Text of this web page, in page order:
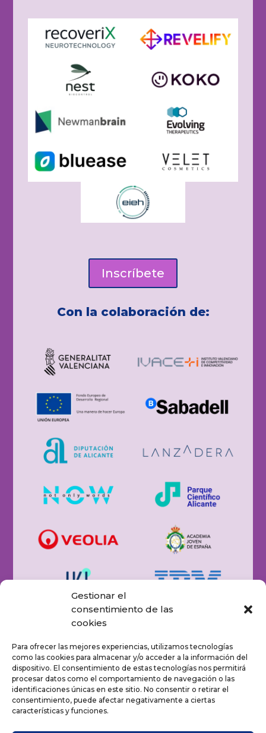
Gestionar el
consentimiento de las
cookies
Para ofrecer las mejores experiencias, utilizamos tecnologías
como las cookies para almacenar y/o acceder a la información del
dispositivo. El consentimiento de estas tecnologías nos permitirá
procesar datos como el comportamiento de navegación o las
identificaciones únicas en este sitio. No consentir o retirar el
consentimiento, puede afectar negativamente a ciertas
características y funciones.
Inscríbete
Con la colaboración de: